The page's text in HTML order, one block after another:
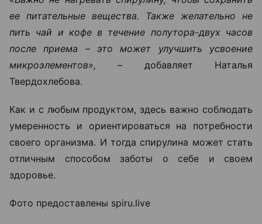
ее питательные вещества. Также желательно не
пить чай и кофе в течение полутора-двух часов
после приема – это может улучшить усвоение
микроэлементов», – добавляет Наталья
Твердохлебова.
Как и с любым продуктом, здесь важно соблюдать
умеренность и ориентироваться на потребности
своего организма. И тогда спирулина может стать
отличным способом заботы о себе и своем
здоровье.
Фото предоставлены spiru.live